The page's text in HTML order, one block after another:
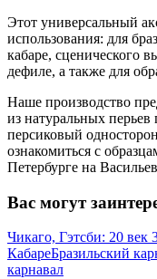
Этот универсальный
использования: для
кабаре, сценического
дефиле, а также для
Наше производство
из натуральных
персиковый
ознакомиться с
Петербурге на
Вас могут
Чикаго, Гэтсби: 20 век
КабареБразильский
карнавал